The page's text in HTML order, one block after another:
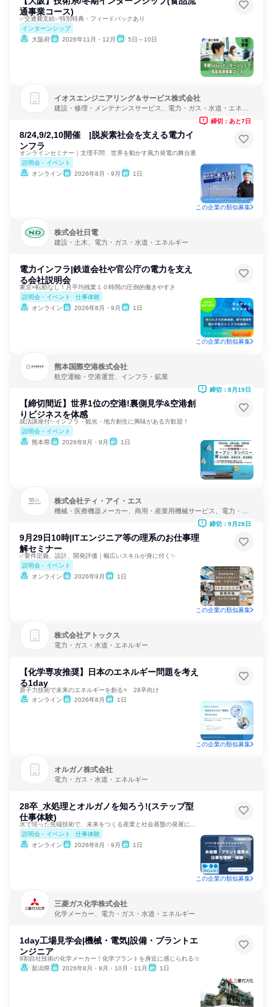
通事業コース)
✅交通費支給✅特別特典・フィードバックあり
インターンシップ
大阪府
2026年11月・12月 5日～10日
イオスエンジニアリング＆サービス株式会社
建設・修理・メンテナンスサービス、電力・ガス・水道・エネル
8/24,9/2,10開催 |脱炭素社会を支える電力イ
ンフラ
オンラインセミナー｜文理不問 世界を動かす風力発電の舞台裏
説明会・イベント
オンライン
2026年8月・9月 1日
締切：あと7日
この企業の類似募集
株式会社日電
建設・土木、電力・ガス・水道・エネルギー
電力インフラ|鉄道会社や官公庁の電力を支え
る会社説明会
東京×転勤なし！月平均残業１０時間の圧倒的働きやすさ
説明会・イベント
仕事体験
オンライン
2026年8月・9月 1日
この企業の類似募集
熊本国際空港株式会社
航空運輸・空港運営、インフラ・鉱業
【締切間近】世界1位の空港!裏側見学&空港創
りビジネスを体感
就活講座付✨インフラ・観光・地方創生に興味がある方歓迎！
説明会・イベント
熊本県
2026年8月・9月 1日
締切：8月19日
株式会社ティ・アイ・エス
機械・医療機器メーカー、商用・産業用機械サービス、電力・ガ
9月29日10時|ITエンジニア等の理系のお仕事理
解セミナー
✅要件定義、設計、開発評価｜幅広いスキルが身に付く✨
説明会・イベント
オンライン
2026年9月 1日
締切：9月28日
この企業の類似募集
株式会社アトックス
電力・ガス・水道・エネルギー
【化学専攻推奨】日本のエネルギー問題を考え
る1day
原子力技術で未来のエネルギーを創る⭐ 28卒向け
オンライン
2026年8月 1日
この企業の類似募集
オルガノ株式会社
電力・ガス・水道・エネルギー
28卒_水処理とオルガノを知ろう!(ステップ型
仕事体験)
説明会・イベント
仕事体験
オンライン
2026年8月・9月 1日
この企業の類似募集
三菱ガス化学株式会社
化学メーカー、電力・ガス・水道・エネルギー
1day工場見学会|機械・電気|設備・プラントエ
ンジニア
9割自社技術の化学メーカー！化学プラントを身近に感じられる☆
新潟県
2026年8月・9月・10月・11月 1日